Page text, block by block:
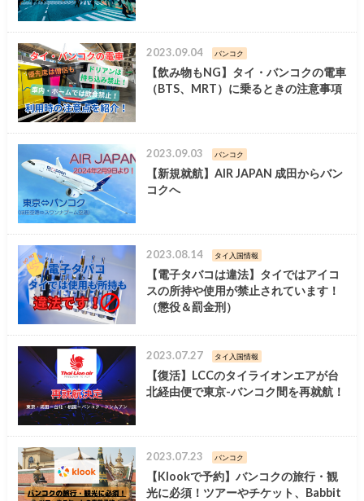
2023.09.04 バンコク
【飲み物もNG】タイ・バンコクの電車
（BTS、MRT）に乗るときの注意事項
2023.09.03 バンコク
【新規就航】AIR JAPAN 成田からバン
コクへ
2023.08.14 タイ入国情報
【電子タバコは違法】タイではアイコ
スの所持や使用が禁止されています！
（懲役＆罰金刑）
2023.07.27 タイ入国情報
【復活】LCCのタイライオンエアが台
北経由便で東京-バンコク間を再就航！
2023.07.23 バンコク
【Klookで予約】バンコクの旅行・観
光に必須！ツアーやチケット、Babbit